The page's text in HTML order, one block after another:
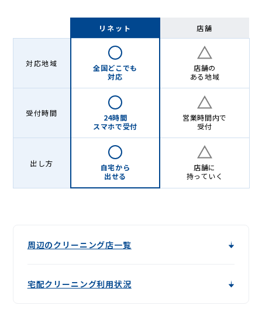
Lenet〈リ
ネ
リネット 店舗
対応地域
全国どこでも
対応
店舗の
ある地域
受付時間
24時間
スマホで受付
営業時間内で
受付
出し方
自宅から
出せる
店舗に
持っていく
周辺のクリーニング店一覧
宅配クリーニング利用状況